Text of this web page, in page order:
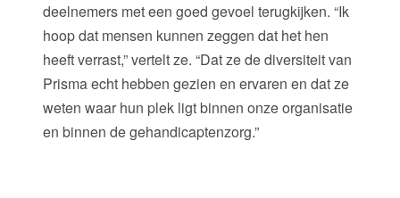
deelnemers met een goed gevoel terugkijken. “Ik
hoop dat mensen kunnen zeggen dat het hen
heeft verrast,” vertelt ze. “Dat ze de diversiteit van
Prisma echt hebben gezien en ervaren en dat ze
weten waar hun plek ligt binnen onze organisatie
en binnen de gehandicaptenzorg.”